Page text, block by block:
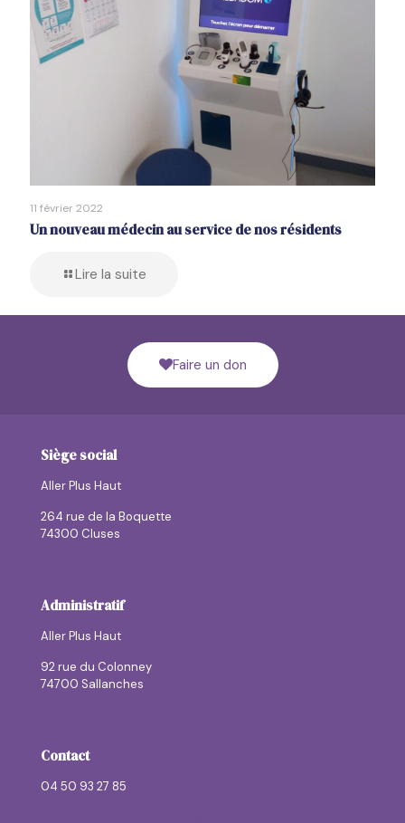
11 février 2022
Un nouveau médecin au service de nos résidents
Lire la suite
Faire un don
Siège social
Aller Plus Haut
264 rue de la Boquette
74300 Cluses
Administratif
Aller Plus Haut
92 rue du Colonney
74700 Sallanches
Contact
04 50 93 27 85